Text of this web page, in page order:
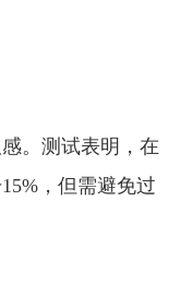
。测试表明，在
，但需避免过